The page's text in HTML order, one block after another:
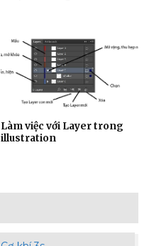
Làm việc với Layer trong
illustration